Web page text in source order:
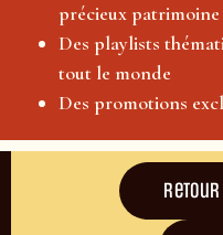
précieux patrimoine
Des playlists
tout le monde
Des promotions